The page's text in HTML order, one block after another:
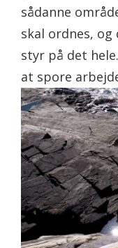
sådanne
skal ordnes,
styr på det
at spore